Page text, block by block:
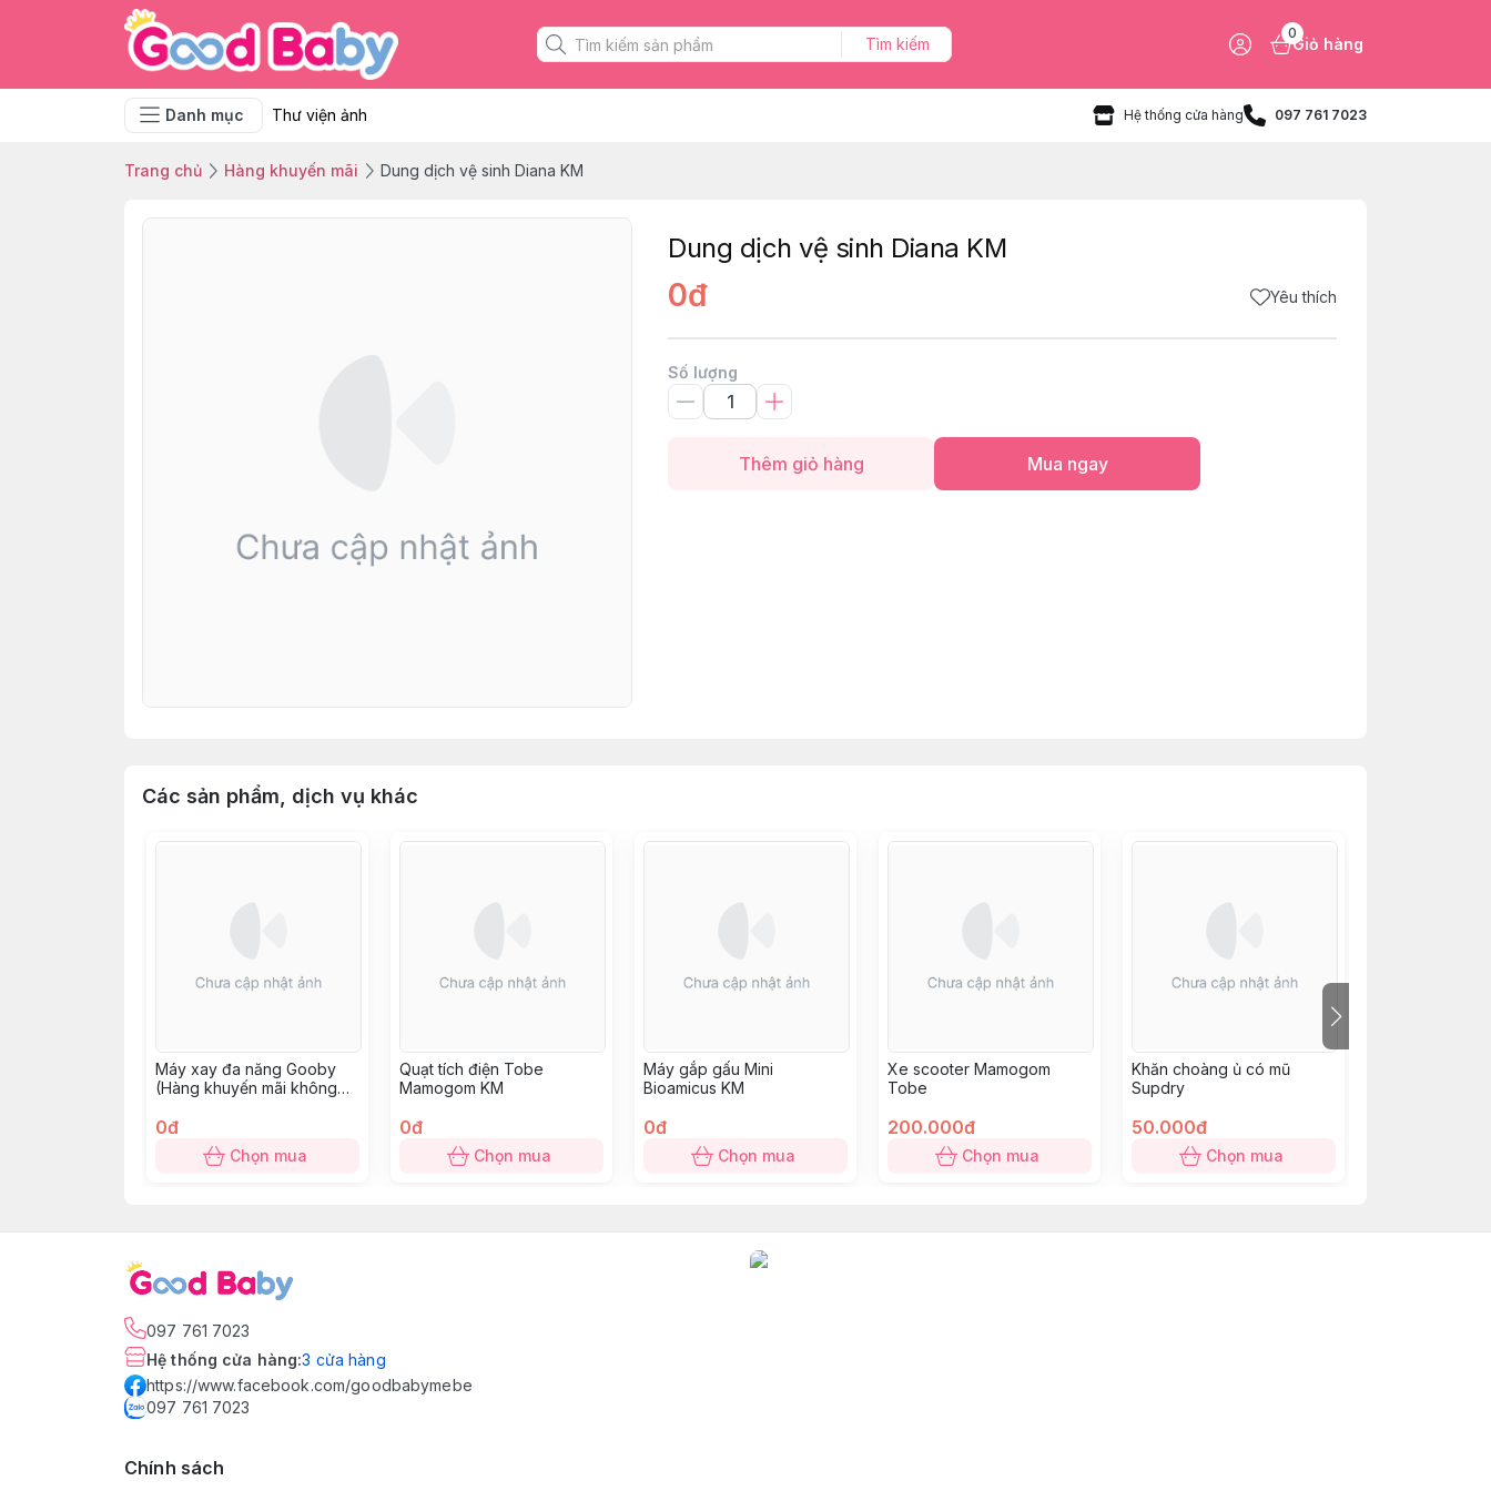
Tìm kiếm
0
Giỏ hàng
Danh mục Thư viện ảnh Hệ thống cửa hàng 097 761 7023
Trang chủ Hàng khuyến mãi Dung dịch vệ sinh Diana KM
Dung dịch vệ sinh Diana KM
0đ Yêu thích
Số lượng
Thêm giỏ hàng Mua ngay
Các sản phẩm, dịch vụ khác
Máy xay đa năng Gooby
(Hàng khuyến mãi không
0đ
Chọn mua
Quạt tích điện Tobe
Mamogom KM
0đ
Chọn mua
Máy gắp gấu Mini
Bioamicus KM
0đ
Chọn mua
Xe scooter Mamogom
Tobe
200.000đ
Chọn mua
Khăn choàng ủ có mũ
Supdry
50.000đ
Chọn mua
097 761 7023
Hệ thống cửa hàng:3 cửa hàng
https://www.facebook.com/goodbabymebe
097 761 7023
Chính sách